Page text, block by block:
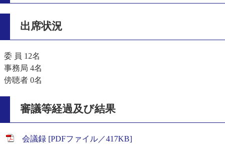
出席状況
委 員 12名
事務局 4名
傍聴者 0名
審議等経過及び結果
会議録 [PDFファイル／417KB]